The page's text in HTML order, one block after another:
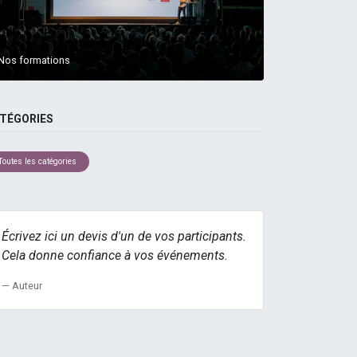
formations
les catégories
Écrivez ici un devis d'un de vos participants.
Cela donne confiance à vos événements.
Auteur